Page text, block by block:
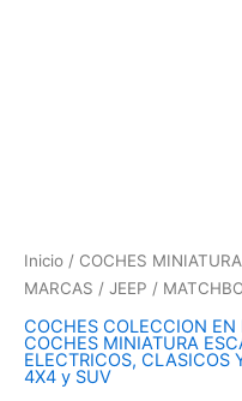
Inicio / COCHES
MARCAS / JEEP /
COCHES COLECCION
COCHES MINIATURA
ELECTRICOS, CLASICOS
4X4 y SUV